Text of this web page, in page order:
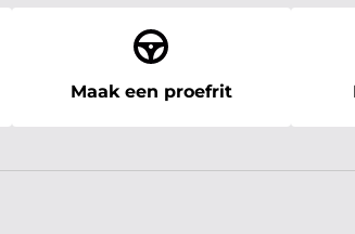
Maak een proefrit